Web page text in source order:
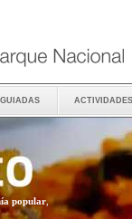
actividades
popular